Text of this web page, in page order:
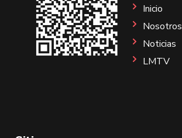
Inicio
Nosotros
Noticias
LMTV